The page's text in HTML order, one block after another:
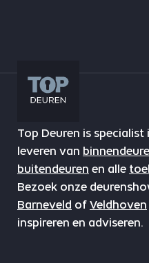
Top Deuren is specialist
leveren van
buitendeuren en alle
Bezoek onze
Barneveld of Veldhoven
inspireren en adviseren.